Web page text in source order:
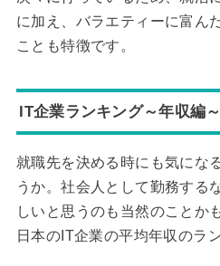
に加え、バラエティーに富ん
ことも特徴です。
IT企業ランキング～年収編～
就職先を決める時にも気にな
うか。社会人として勤務する
しいと思うのも当然のことか
日本のIT企業の平均年収のラ